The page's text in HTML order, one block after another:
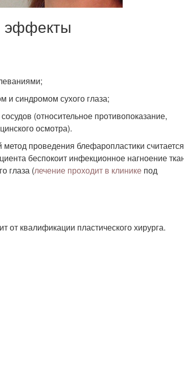
эффекты
и синдромом сухого глаза;
(относительное противопоказание,
осмотра).
проведения блефаропластики считается
беспокоит инфекционное нагноение
глаза (лечение проходит в клинике под
от квалификации пластического хирурга.